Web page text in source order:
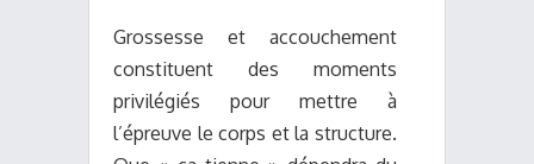
Grossesse et accouchement
constituent des moments
privilégiés pour mettre à
l’épreuve le corps et la structure.